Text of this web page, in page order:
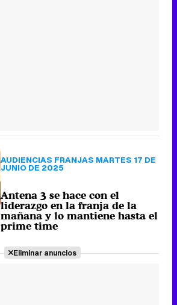
mañana y lo mantiene hasta el
Eliminar anuncios